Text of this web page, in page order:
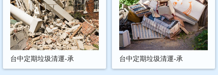
台中定期垃圾清運-承 台中定期垃圾清運-承